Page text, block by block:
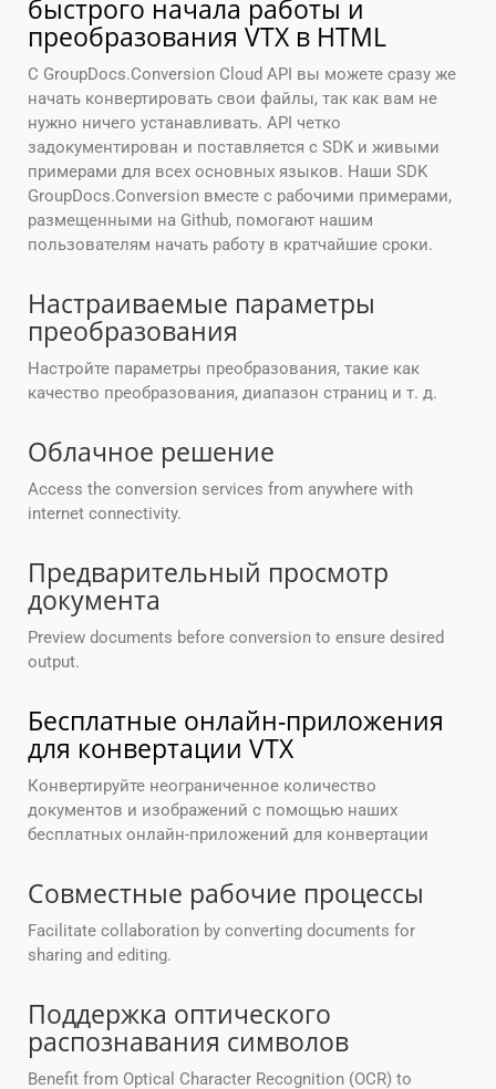
быстрого начала работы и
преобразования VTX в HTML
С GroupDocs.Conversion Cloud API вы можете сразу же
начать конвертировать свои файлы, так как вам не
нужно ничего устанавливать. API четко
задокументирован и поставляется с SDK и живыми
примерами для всех основных языков. Наши SDK
GroupDocs.Conversion вместе с рабочими примерами,
размещенными на Github, помогают нашим
пользователям начать работу в кратчайшие сроки.
Настраиваемые параметры
преобразования
Настройте параметры преобразования, такие как
качество преобразования, диапазон страниц и т. д.
Облачное решение
Access the conversion services from anywhere with
internet connectivity.
Предварительный просмотр
документа
Preview documents before conversion to ensure desired
output.
Бесплатные онлайн-приложения
для конвертации VTX
Конвертируйте неограниченное количество
документов и изображений с помощью наших
бесплатных онлайн-приложений для конвертации
Совместные рабочие процессы
Facilitate collaboration by converting documents for
sharing and editing.
Поддержка оптического
распознавания символов
Benefit from Optical Character Recognition (OCR) to